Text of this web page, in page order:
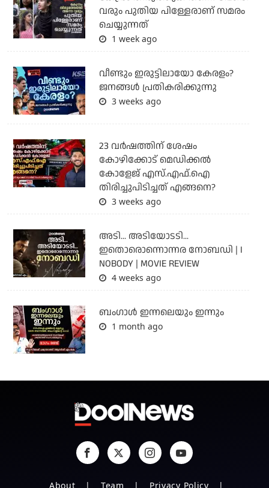
വരും പുതിയ പിള്ളേരാണ് സമരം
ചെയ്യുന്നത്
1 week ago
വീണ്ടും ഇരുട്ടിലായോ കേരളം?
ജനങ്ങൾ പ്രതികരിക്കുന്നു
3 weeks ago
23 വർഷത്തിന് ശേഷം
കോഴിക്കോട് മെഡിക്കൽ
കോളേജ് എസ്.എഫ്.ഐ
തിരിച്ചുപിടിച്ചത് എങ്ങനെ?
3 weeks ago
അടി... അടിയോടടി...
ഇതൊരൊന്നൊന്നര നോബഡി | I
NOBODY | MOVIE REVIEW
4 weeks ago
ബംഗാള്‍ ഇന്നലെയും ഇന്നും
1 month ago
About Team Privacy Policy